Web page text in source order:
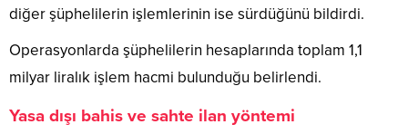
diğer şüphelilerin işlemlerinin ise sürdüğünü bildirdi.
Operasyonlarda şüphelilerin hesaplarında toplam 1,1
milyar liralık işlem hacmi bulunduğu belirlendi.
Yasa dışı bahis ve sahte ilan yöntemi